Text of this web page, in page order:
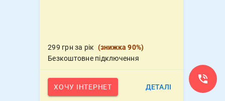
299 грн за рік (знижка 90%)
Безкоштовне підключення
ХОЧУ ІНТЕРНЕТ ДЕТАЛІ